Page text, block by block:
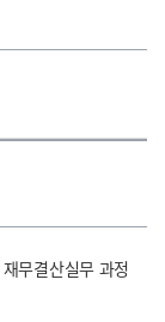
재무결산실무 과정